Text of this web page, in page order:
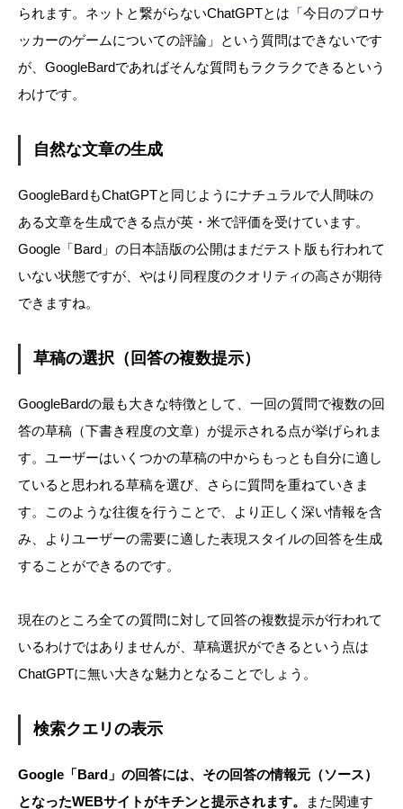
られます。ネットと繋がらないChatGPTとは「今日のプロサ
ッカーのゲームについての評論」という質問はできないです
が、GoogleBardであればそんな質問もラクラクできるという
わけです。
自然な文章の生成
GoogleBardもChatGPTと同じようにナチュラルで人間味の
ある文章を生成できる点が英・米で評価を受けています。
Google「Bard」の日本語版の公開はまだテスト版も行われて
いない状態ですが、やはり同程度のクオリティの高さが期待
できますね。
草稿の選択（回答の複数提示）
GoogleBardの最も大きな特徴として、一回の質問で複数の回
答の草稿（下書き程度の文章）が提示される点が挙げられま
す。ユーザーはいくつかの草稿の中からもっとも自分に適し
ていると思われる草稿を選び、さらに質問を重ねていきま
す。このような往復を行うことで、より正しく深い情報を含
み、よりユーザーの需要に適した表現スタイルの回答を生成
することができるのです。
現在のところ全ての質問に対して回答の複数提示が行われて
いるわけではありませんが、草稿選択ができるという点は
ChatGPTに無い大きな魅力となることでしょう。
検索クエリの表示
Google「Bard」の回答には、その回答の情報元（ソース）
となったWEBサイトがキチンと提示されます。
また関連す